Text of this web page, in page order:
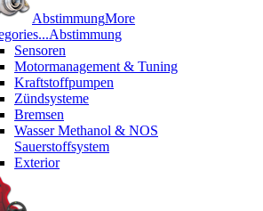
AbstimmungMore
Abstimmung
Sensoren
Motormanagement & Tuning
Kraftstoffpumpen
Zündsysteme
Bremsen
Wasser Methanol & NOS
Sauerstoffsystem
Exterior